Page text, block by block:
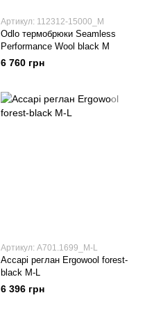
Артикул: 112312-15000_M
Odlo термобрюки Seamless
Performance Wool black M
6 760 грн
Артикул: A701.1699_M-L
Accapi реглан Ergowool forest-
black M-L
6 396 грн